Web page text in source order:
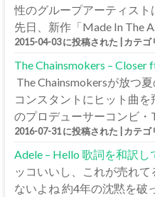
性のグループアーティスト
先日、新作「Made In The
2015-04-03 に投稿された カテゴ
The Chainsmokers –
The Chainsmokersが放つ
コンスタントにヒット曲
のプロデューサーコンビ・
2016-07-31 に投稿された カテゴ
Adele – Hello 歌詞を和訳し
ッコいいし、これが売れ
ないよね 約4年の沈黙を破